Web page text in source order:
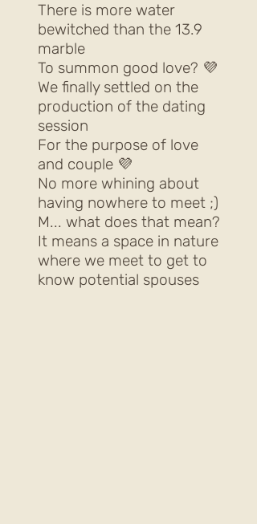
There is more water
bewitched than the 13.9
marble
To summon good love? 💜
We finally settled on the
production of the dating
session
For the purpose of love
and couple 💜
No more whining about
having nowhere to meet ;)
M... what does that mean?
It means a space in nature
where we meet to get to
know potential spouses